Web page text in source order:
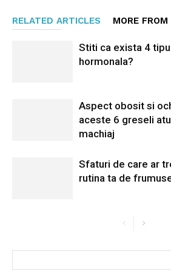
RELATED ARTICLES MORE
Stiti ca exista 4
hormonala?
Aspect obosit si
aceste 6 greseli
machiaj
Sfaturi de care ar
rutina ta de